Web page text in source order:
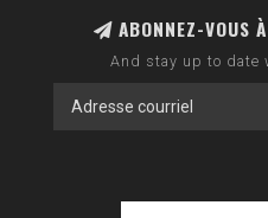
ABONNEZ-VOUS
And stay up to date